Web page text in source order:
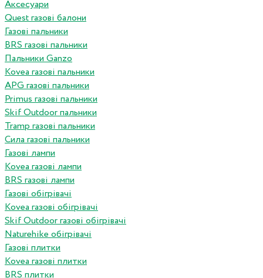
Аксесуари
Quest газові балони
Газові пальники
BRS газові пальники
Пальники Ganzo
Kovea газові пальники
APG газові пальники
Primus газові пальники
Skif Outdoor пальники
Tramp газові пальники
Сила газові пальники
Газові лампи
Kovea газові лампи
BRS газові лампи
Газові обігрівачі
Kovea газові обігрівачі
Skif Outdoor газові обігрівачі
Naturehike обігрівачі
Газові плитки
Kovea газові плитки
BRS плитки